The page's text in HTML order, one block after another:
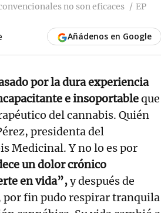
no son eficaces EP
Añádenos en Google
por la dura experiencia
e insoportableque
del cannabis. Quién
presidenta del
Medicinal. Y no lo es por
un dolor crónico
en vida”,y después de
fin pudo respirar tranquila